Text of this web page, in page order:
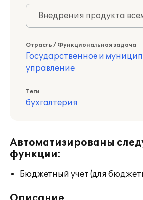
Внедрения продукта
Отрасль / Функциональная задача
Государственное и
управление
Теги
бухгалтерия
Автоматизированы
функции:
Бюджетный учет (для